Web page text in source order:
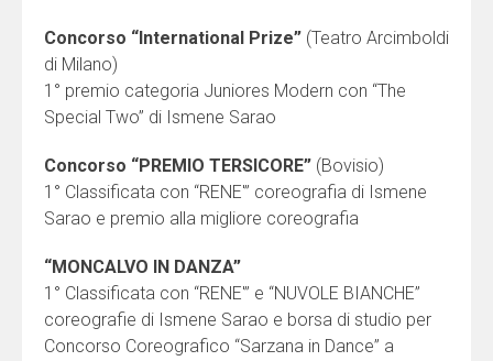
Concorso “International Prize” (Teatro Arcimboldi
di Milano)
1° premio categoria Juniores Modern con “The
Special Two” di Ismene Sarao
Concorso “PREMIO TERSICORE” (Bovisio)
1° Classificata con “RENE'” coreografia di Ismene
Sarao e premio alla migliore coreografia
“MONCALVO IN DANZA”
1° Classificata con “RENE'” e “NUVOLE BIANCHE”
coreografie di Ismene Sarao e borsa di studio per
Concorso Coreografico “Sarzana in Dance” a